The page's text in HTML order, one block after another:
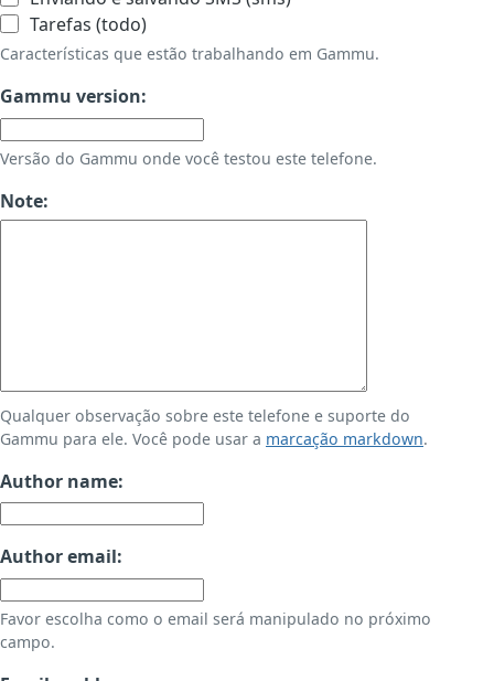
Tarefas (todo)
Características que estão trabalhando em Gammu.
Gammu version:
Versão do Gammu onde você testou este telefone.
Note:
Qualquer observação sobre este telefone e suporte do
Gammu para ele. Você pode usar a marcação markdown.
Author name:
Author email:
Favor escolha como o email será manipulado no próximo
campo.